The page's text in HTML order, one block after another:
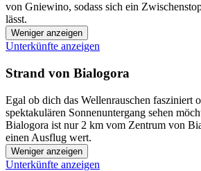
von Gniewino, sodass sich ein
lässt.
Weniger anzeigen
Unterkünfte anzeigen
Strand von Bialogora
Egal ob dich das Wellenrauschen fasziniert
spektakulären Sonnenuntergang sehen
Bialogora ist nur 2 km vom Zentrum von
einen Ausflug wert.
Weniger anzeigen
Unterkünfte anzeigen